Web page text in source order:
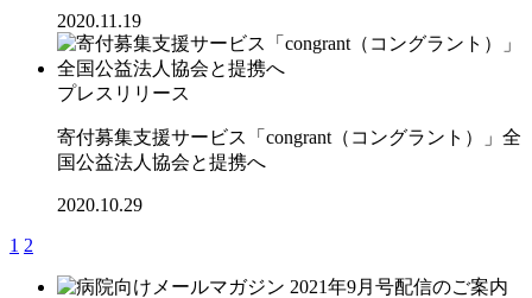
2020.11.19
プレスリリース
寄付募集支援サービス「congrant（コングラント）」全
国公益法人協会と提携へ
2020.10.29
1 2